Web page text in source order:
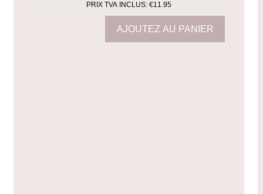
PRIX TVA INCLUS:€11.95